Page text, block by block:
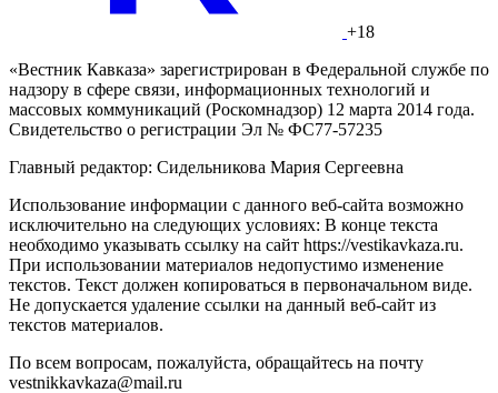
+18
«Вестник Кавказа» зарегистрирован в Федеральной службе по
надзору в сфере связи, информационных технологий и
массовых коммуникаций (Роскомнадзор) 12 марта 2014 года.
Свидетельство о регистрации Эл № ФС77-57235
Главный редактор: Сидельникова Мария Сергеевна
Использование информации с данного веб-сайта возможно
исключительно на следующих условиях: В конце текста
необходимо указывать ссылку на сайт https://vestikavkaza.ru.
При использовании материалов недопустимо изменение
текстов. Текст должен копироваться в первоначальном виде.
Не допускается удаление ссылки на данный веб-сайт из
текстов материалов.
По всем вопросам, пожалуйста, обращайтесь на почту
vestnikkavkaza@mail.ru